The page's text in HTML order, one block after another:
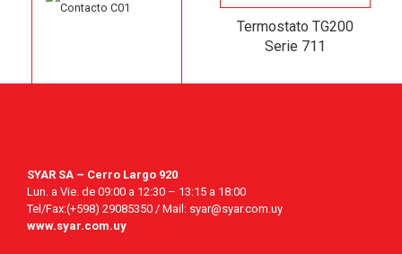
Termostato TG200
Serie 711
SYAR SA – Cerro Largo 920
Lun. a Vie. de 09:00 a 12:30 – 13:15 a 18:00
Tel/Fax:(+598) 29085350 / Mail: syar@syar.com.uy
www.syar.com.uy